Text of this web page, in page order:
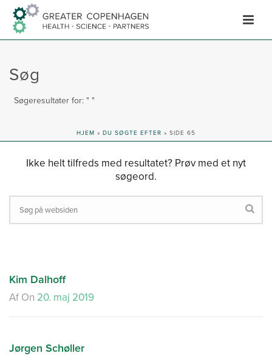
Hop
til
indhold
Søg
Søgeresultater for: " "
HJEM » DU SØGTE EFTER » SIDE 65
Ikke helt tilfreds med resultatet? Prøv med et nyt
søgeord.
Search
Kim Dalhoff
Af On 20. maj 2019
Jørgen Schøller